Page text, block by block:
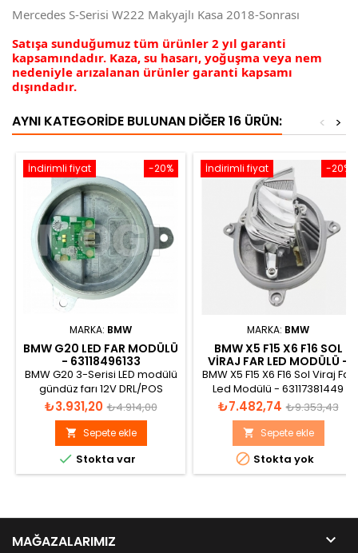
Mercedes S-Serisi W222 Makyajlı Kasa 2018-Sonrası
Satışa sunduğumuz tüm ürünler 2 yıl garanti
kapsamındadır. Kaza, su hasarı, yoğuşma veya nem
nedeniyle arızalanan ürünler garanti kapsamı
dışındadır.
AYNI KATEGORIDE BULUNAN DIĞER 16 ÜRÜN: >
<
-20%
İndirimli fiyat
MARKA: BMW
BMW G20 LED FAR MODÜLÜ
- 63118496133
BMW G20 3-Serisi LED modülü
gündüz farı 12V DRL/POS
7W/0.7W
Fiyat
₺3.931,20 Normal
fiyat
₺4.914,00
 Sepete ekle
 Stokta var
-20%
İndirimli fiyat
MARKA: BMW
BMW X5 F15 X6 F16 SOL
VIRAJ FAR LED MODÜLÜ -
63117381449
BMW X5 F15 X6 F16 Sol Viraj Far
Led Modülü - 63117381449
Fiyat
₺7.482,74 Normal
fiyat
₺9.353,43
 Sepete ekle
 Stokta yok
MAĞAZALARIMIZ 